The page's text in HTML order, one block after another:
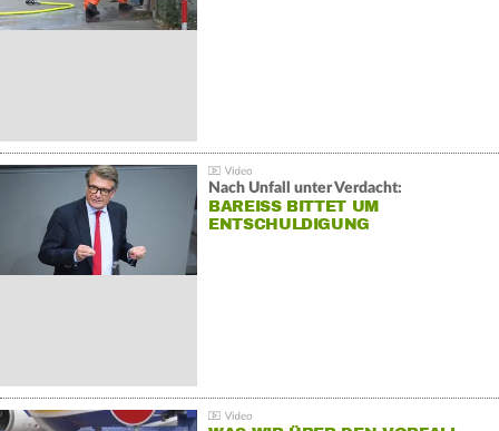
Nach Unfall unter Verdacht:
BAREISS BITTET UM E
NTSCHULDIGUNG